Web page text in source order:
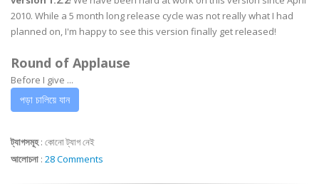
2010. While a 5 month long release cycle was not really what I had
planned on, I'm happy to see this version finally get released!
Round of Applause
Before I give ...
পড়া চালিয়ে যান
ট্যাগসমূহ: কোনো ট্যাগ নেই
আলোচনা : 28 Comments